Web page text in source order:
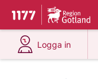
Till startsidan för
Du har valt
Logga in
på 1177.se